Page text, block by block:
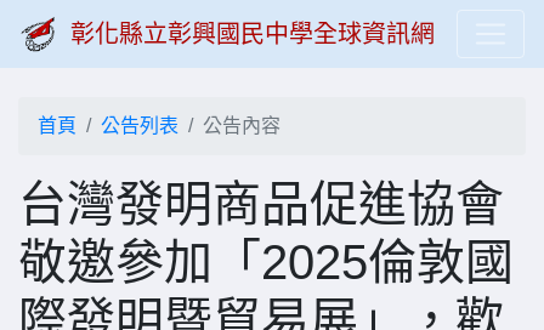
彰化縣立彰興國民中學全球資訊網
首頁 公告列表 公告內容
台灣發明商品促進協會
敬邀參加「2025倫敦國